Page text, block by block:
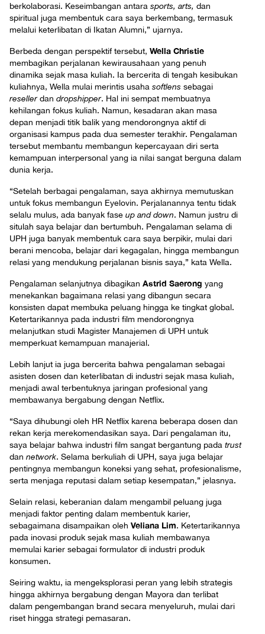
berkolaborasi. Keseimbangan antara sports, arts, dan
spiritual juga membentuk cara saya berkembang, termasuk
melalui keterlibatan di Ikatan Alumni,” ujarnya.
Berbeda dengan perspektif tersebut, Wella Christie
membagikan perjalanan kewirausahaan yang penuh
dinamika sejak masa kuliah. Ia bercerita di tengah kesibukan
kuliahnya, Wella mulai merintis usaha softlens sebagai
resellerdan dropshipper. Hal ini sempat membuatnya
kehilangan fokus kuliah. Namun, kesadaran akan masa
depan menjadi titik balik yang mendorongnya aktif di
organisasi kampus pada dua semester terakhir. Pengalaman
tersebut membantu membangun kepercayaan diri serta
kemampuan interpersonal yang ia nilai sangat berguna dalam
dunia kerja.
“Setelah berbagai pengalaman, saya akhirnya memutuskan
untuk fokus membangun Eyelovin. Perjalanannya tentu tidak
selalu mulus, ada banyak fase up and down. Namun justru di
situlah saya belajar dan bertumbuh. Pengalaman selama di
UPH juga banyak membentuk cara saya berpikir, mulai dari
berani mencoba, belajar dari kegagalan, hingga membangun
relasi yang mendukung perjalanan bisnis saya,” kata Wella.
Pengalaman selanjutnya dibagikan Astrid Saerong yang
menekankan bagaimana relasi yang dibangun secara
konsisten dapat membuka peluang hingga ke tingkat global.
Ketertarikannya pada industri film mendorongnya
melanjutkan studi Magister Manajemen di UPH untuk
memperkuat kemampuan manajerial.
Lebih lanjut ia juga bercerita bahwa pengalaman sebagai
asisten dosen dan keterlibatan di industri sejak masa kuliah,
menjadi awal terbentuknya jaringan profesional yang
membawanya bergabung dengan Netflix.
“Saya dihubungi oleh HR Netflix karena beberapa dosen dan
rekan kerja merekomendasikan saya. Dari pengalaman itu,
saya belajar bahwa industri film sangat bergantung pada trust
dan network. Selama berkuliah di UPH, saya juga belajar
pentingnya membangun koneksi yang sehat, profesionalisme,
serta menjaga reputasi dalam setiap kesempatan,” jelasnya.
Selain relasi, keberanian dalam mengambil peluang juga
menjadi faktor penting dalam membentuk karier,
sebagaimana disampaikan oleh Veliana Lim. Ketertarikannya
pada inovasi produk sejak masa kuliah membawanya
memulai karier sebagai formulator di industri produk
konsumen.
Seiring waktu, ia mengeksplorasi peran yang lebih strategis
hingga akhirnya bergabung dengan Mayora dan terlibat
dalam pengembangan brand secara menyeluruh, mulai dari
riset hingga strategi pemasaran.